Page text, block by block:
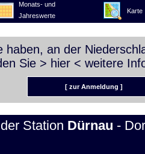
Monats- und
Jahreswerte
Karte
haben, an der
Sie > hier < weitere
[ zur Anmeldung ]
Station Dürnau -